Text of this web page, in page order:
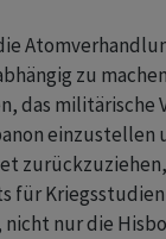
zu
das militärische
einzustellen
für Kriegsstudien
nicht nur die